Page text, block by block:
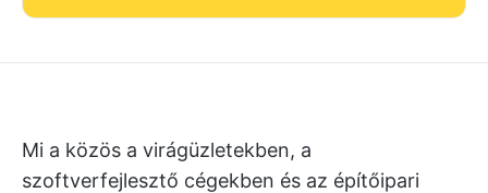
Mi a közös a virágüzletekben, a
szoftverfejlesztő cégekben és az építőipari